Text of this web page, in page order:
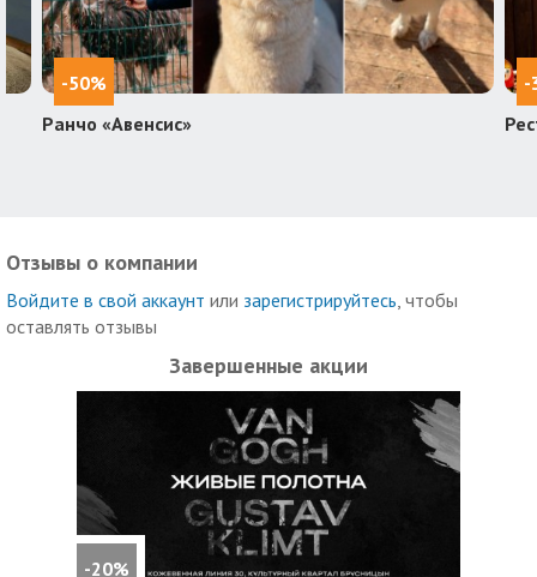
-50%
Ранчо «Авенсис»
-
Отзывы о компании
Войдите в свой аккаунт или зарегистрируйтесь , чтобы
оставлять отзывы
Завершенные акции
-20%